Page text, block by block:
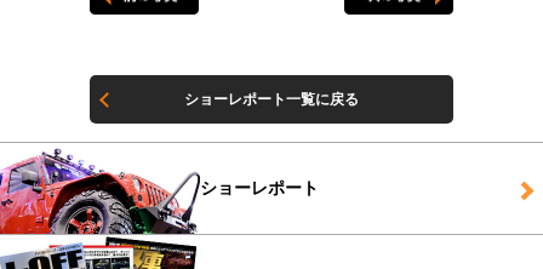
ショーレポート一覧に戻る
ショーレポート